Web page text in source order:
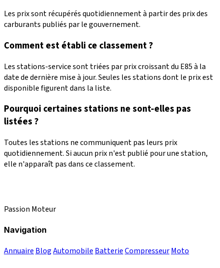
Les prix sont récupérés quotidiennement à partir des prix des
carburants publiés par le gouvernement.
Comment est établi ce classement ?
Les stations-service sont triées par prix croissant du E85 à la
date de dernière mise à jour. Seules les stations dont le prix est
disponible figurent dans la liste.
Pourquoi certaines stations ne sont-elles pas
listées ?
Toutes les stations ne communiquent pas leurs prix
quotidiennement. Si aucun prix n'est publié pour une station,
elle n'apparaît pas dans ce classement.
Passion Moteur
Navigation
Annuaire BlogAutomobile BatterieCompresseurMoto